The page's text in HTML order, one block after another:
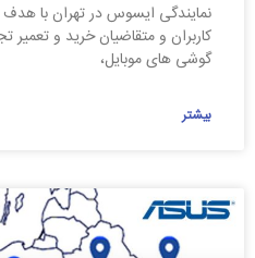
نمایندگی ایسوس در تهران با هدف
کاربران و متقاضیان خرید و تعمیر
گوشی های موبایل،
بیشتر